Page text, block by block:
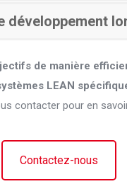
développement
de manière
LEAN
contacter pour en
Contactez-nous